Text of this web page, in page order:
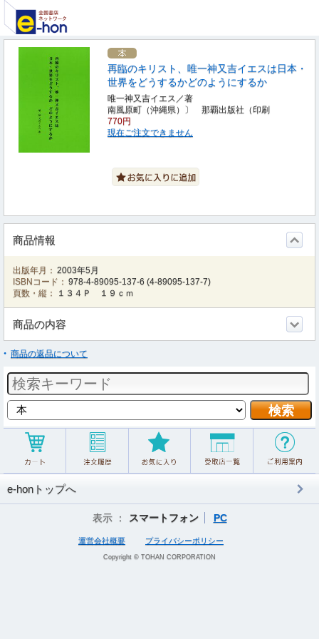
再臨のキリスト、唯一神又吉イエスは日本・
世界をどうするかどのようにするか
唯一神又吉イエス／著
南風原町（沖縄県）〕 那覇出版社（印刷
770円
現在ご注文できません
商品情報
出版年月： 2003年5月
ISBNコード： 978-4-89095-137-6 (4-89095-137-7)
頁数・縦：
１３４Ｐ １９ｃｍ
商品の内容
商品の返品について
e-honトップへ
表示 ： スマートフォン PC
運営会社概要 プライバシーポリシー
Copyright © TOHAN CORPORATION